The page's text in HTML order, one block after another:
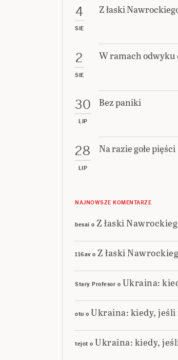
4
SIE
Z łaski
2
SIE
W ramach
30
LIP
Bez paniki
28
LIP
Na razie gołe pięści
NAJNOWSZE KOMENTARZE
besai o Z łaski
116avo Z łaski
Stary Profesor o Ukraina:
otu o Ukraina: kiedy, jeśli
tejot o Ukraina: kiedy,